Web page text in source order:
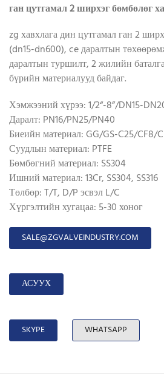
ган цутгамал 2 ширхэг бөмбөлөг
zg хавхлага дин цутгамал ган 2
(dn15-dn600), ce даралтын
даралтын туршилт, 2 жилийн
бүрийн материалууд байдаг.
Хэмжээний хүрээ: 1/2“-8”/DN15-
Даралт: PN16/PN25/PN40
Биеийн материал: GG/GS-C25/CF8/
Суудлын материал: PTFE
Бөмбөгний материал: SS304
Ишний материал: 13Cr, SS304, SS316
Төлбөр: T/T, D/P эсвэл L/C
Хүргэлтийн хугацаа: 5-30 хоног
SALE@ZGVALVEINDUSTRY.COM
АСУУХ
SKYPE WHATSAPP